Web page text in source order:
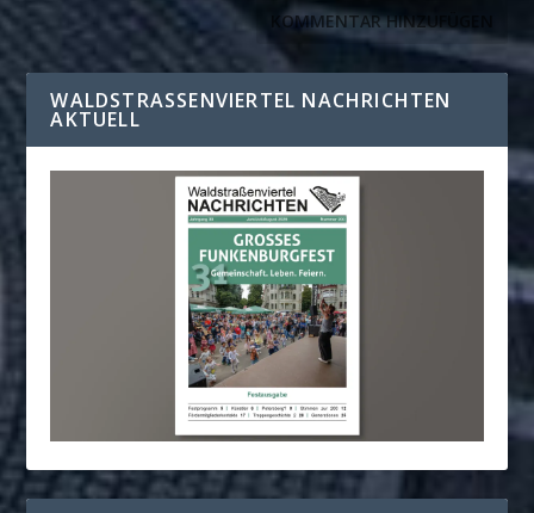
WALDSTRASSENVIERTEL NACHRICHTEN A
KTUELL